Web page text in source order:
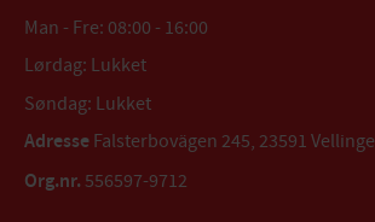
Man - Fre: 08:00 - 16:00
Lørdag: Lukket
Søndag: Lukket
Adresse Falsterbovägen 245, 23591 Vellinge
Org.nr. 556597-9712